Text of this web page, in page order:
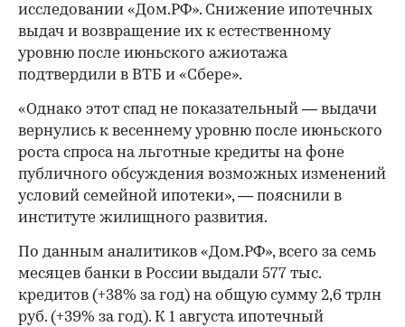
исследовании «Дом.РФ». Снижение ипотечных
выдач и возвращение их к естественному
уровню после июньского ажиотажа
подтвердили в ВТБ и «Сбере».
«Однако этот спад не показательный — выдачи
вернулись к весеннему уровню после июньского
роста спроса на льготные кредиты на фоне
публичного обсуждения возможных изменений
условий семейной ипотеки», — пояснили в
институте жилищного развития.
По данным аналитиков «Дом.РФ», всего за семь
месяцев банки в России выдали 577 тыс.
кредитов (+38% за год) на общую сумму 2,6 трлн
руб. (+39% за год). К 1 августа ипотечный